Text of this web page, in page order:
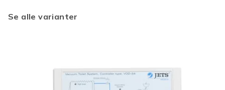
Se alle varianter